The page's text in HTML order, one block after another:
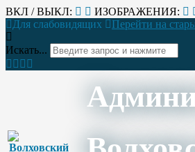
ВКЛ / ВЫКЛ: ИЗОБРАЖЕНИЯ:
Для слабовидящих
Перейти на
Искать...